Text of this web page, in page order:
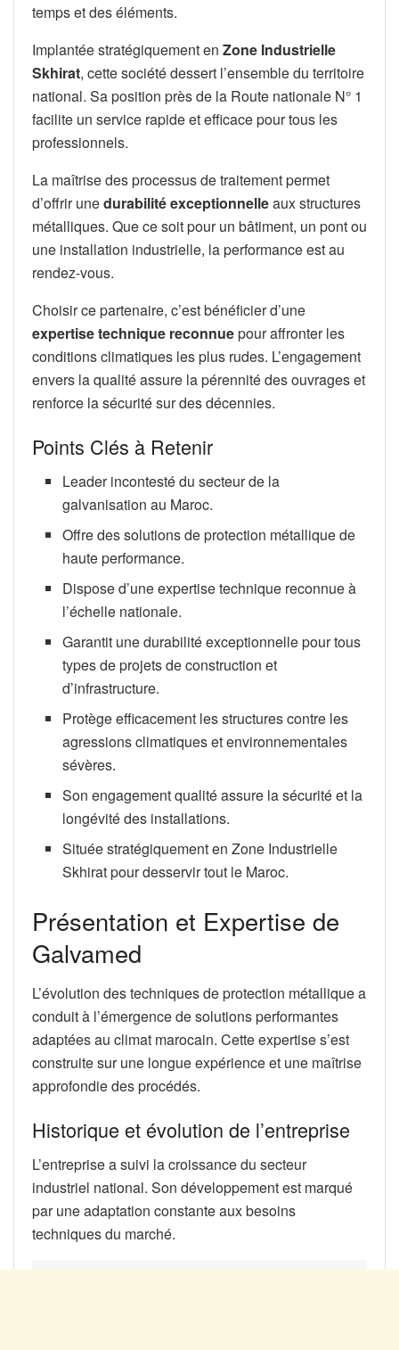
temps et des éléments.
Implantée stratégiquement en Zone Industrielle
Skhirat, cette société dessert l’ensemble du territoire
national. Sa position près de la Route nationale N° 1
facilite un service rapide et efficace pour tous les
professionnels.
La maîtrise des processus de traitement permet
d’offrir unedurabilité exceptionnelleaux structures
métalliques. Que ce soit pour un bâtiment, un pont ou
une installation industrielle, la performance est au
rendez-vous.
Choisir ce partenaire, c’est bénéficier d’une
expertise technique reconnuepour affronter les
conditions climatiques les plus rudes. L’engagement
envers la qualité assure la pérennité des ouvrages et
renforce la sécurité sur des décennies.
Points Clés à Retenir
Leader incontesté du secteur de la
galvanisation au Maroc.
Offre des solutions de protection métallique de
haute performance.
Dispose d’une expertise technique reconnue à
l’échelle nationale.
Garantit une durabilité exceptionnelle pour tous
types de projets de construction et
d’infrastructure.
Protège efficacement les structures contre les
agressions climatiques et environnementales
sévères.
Son engagement qualité assure la sécurité et la
longévité des installations.
Située stratégiquement en Zone Industrielle
Skhirat pour desservir tout le Maroc.
Présentation et Expertise de
Galvamed
L’évolution des techniques de protection métallique a
conduit à l’émergence de solutions performantes
adaptées au climat marocain. Cette expertise s’est
construite sur une longue expérience et une maîtrise
approfondie des procédés.
Historique et évolution de l’entreprise
L’entreprise a suivi la croissance du secteur
industriel national. Son développement est marqué
par une adaptation constante aux besoins
techniques du marché.